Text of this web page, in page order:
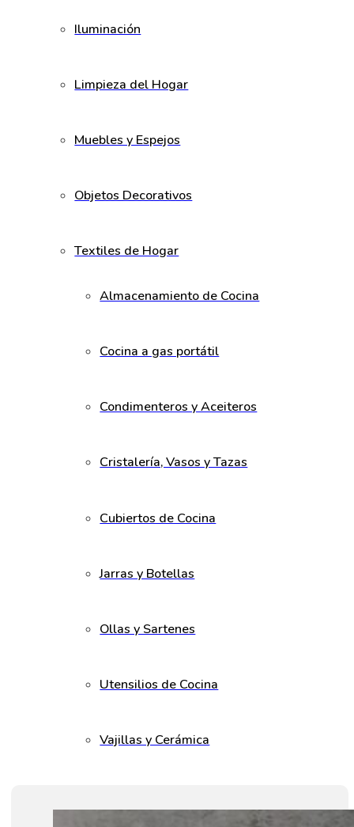
Iluminación
Limpieza del Hogar
Muebles y Espejos
Objetos Decorativos
Textiles de Hogar
Almacenamiento de Cocina
Cocina a gas portátil
Condimenteros y Aceiteros
Cristalería, Vasos y Tazas
Cubiertos de Cocina
Jarras y Botellas
Ollas y Sartenes
Utensilios de Cocina
Vajillas y Cerámica